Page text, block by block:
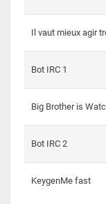
Il vaut mieux agir
Bot IRC 1
Big Brother is
Bot IRC 2
KeygenMe fast